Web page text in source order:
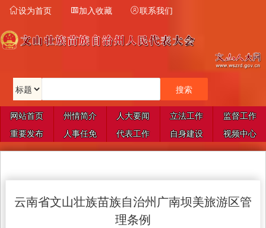
设为首页 加入收藏 联系我们
网站首页 州情简介 人大要闻 立法工作
监督工作
重要发布
人事任免 代表工作 自身建设 视频中心
云南省文山壮族苗族自治州广南坝美旅游区管
理条例